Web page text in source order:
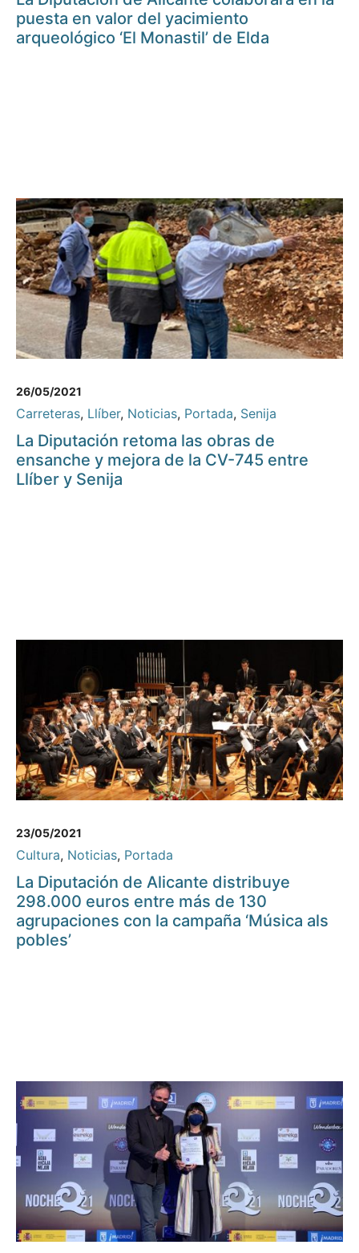
puesta en valor del yacimiento
arqueológico ‘El Monastil’ de Elda
26/05/2021
Carreteras, Llíber, Noticias, Portada, Senija
La Diputación retoma las obras de
ensanche y mejora de la CV-745 entre
Llíber y Senija
23/05/2021
Cultura, Noticias, Portada
La Diputación de Alicante distribuye
298.000 euros entre más de 130
agrupaciones con la campaña ‘Música als
pobles’